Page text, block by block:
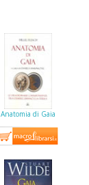
Anatomia di Gaia